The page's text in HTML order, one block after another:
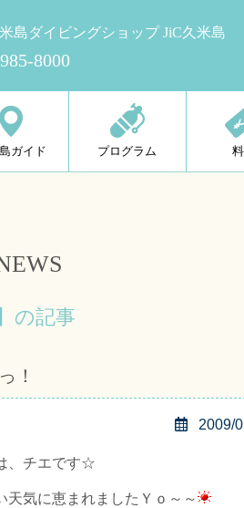
島ダイビングショップ JiC久米島
8000
ガイド プログラム
の記事
！
2009/
、チエです☆
天気に恵まれましたＹｏ～～